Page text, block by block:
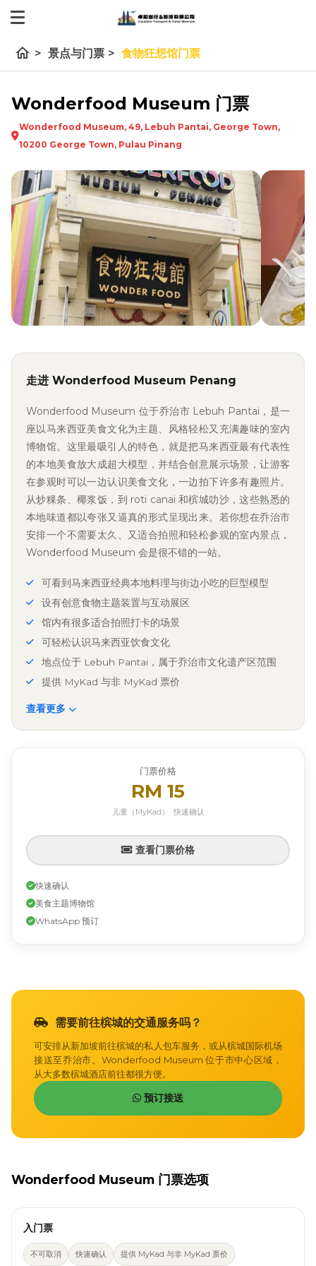
home > 景点与门票 > 食物狂想馆门票
Wonderfood Museum 门票
Wonderfood Museum, 49, Lebuh Pantai, George Town,
10200 George Town, Pulau Pinang
走进 Wonderfood Museum Penang
Wonderfood Museum 位于乔治市 Lebuh Pantai，是一
座以马来西亚美食文化为主题、风格轻松又充满趣味的室内
博物馆。这里最吸引人的特色，就是把马来西亚最有代表性
的本地美食放大成超大模型，并结合创意展示场景，让游客
在参观时可以一边认识美食文化，一边拍下许多有趣照片。
从炒粿条、椰浆饭，到 roti canai 和槟城叻沙，这些熟悉的
本地味道都以夸张又逼真的形式呈现出来。若你想在乔治市
安排一个不需要太久、又适合拍照和轻松参观的室内景点，
Wonderfood Museum 会是很不错的一站。
可看到马来西亚经典本地料理与街边小吃的巨型模型
设有创意食物主题装置与互动展区
馆内有很多适合拍照打卡的场景
可轻松认识马来西亚饮食文化
地点位于 Lebuh Pantai，属于乔治市文化遗产区范围
提供 MyKad 与非 MyKad 票价
查看更多
门票价格
RM 15
儿童（MyKad）· 快速确认
查看门票价格
快速确认
美食主题博物馆
WhatsApp 预订
需要前往槟城的交通服务吗？
可安排从新加坡前往槟城的私人包车服务，或从槟城国际机场
接送至乔治市。Wonderfood Museum 位于市中心区域，
从大多数槟城酒店前往都很方便。
预订接送
Wonderfood Museum 门票选项
入门票
不可取消 快速确认 提供 MyKad 与非 MyKad 票价